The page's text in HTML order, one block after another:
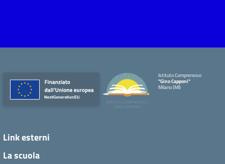
Istituto Comprensivo
"Gino Capponi"
Milano (MI)
Link esterni
La scuola